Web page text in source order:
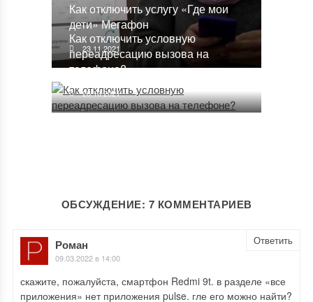
Как отключить услугу «Где мои
дети» Мегафон
23.11.2021
Как отключить условную
переадресацию вызова на
телефоне?
28.10.2021
ОБСУЖДЕНИЕ: 7 КОММЕНТАРИЕВ
Роман
09.03.2022 в 14:00
скажите, пожалуйста, смартфон Redmi 9t. в разделе «все
приложения» нет приложения pulse. гле его можно найти?
Ответить